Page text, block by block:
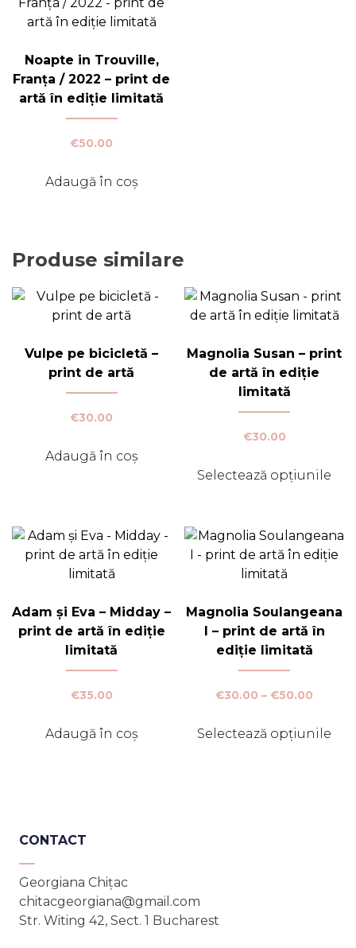
Noapte in Trouville,
Franța / 2022 – print de
artă în ediție limitată
€50.00
Adaugă în coș
Produse similare
Vulpe pe bicicletă –
print de artă
€30.00
Adaugă în coș
Magnolia Susan – print
de artă în ediție
limitată
€30.00
Selectează opțiunile
are
mai
multe
Opțiunile
pot
fi
alese
în
produsului.
Adam și Eva – Midday –
print de artă în ediție
limitată
€35.00
Adaugă în coș
Magnolia Soulangeana
I – print de artă în
ediție limitată
€30.00 – €50.00
prețuri:
€30.00
Selectează opțiunile
CONTACT
Georgiana Chițac
chitacgeorgiana@gmail.com
Str. Witing 42, Sect. 1 Bucharest